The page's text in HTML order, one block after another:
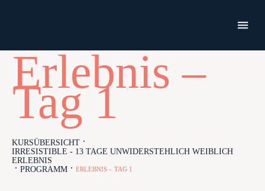
Erlebnis –
Tag 1
KURSÜBERSICHT
IRRESISTIBLE - 13 TAGE UNWIDERSTEHLICH WEIBLICH
ERLEBNIS
PROGRAMM
ERLEBNIS – TAG 1